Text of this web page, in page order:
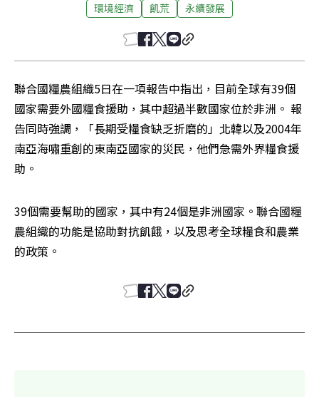
環境經濟
飢荒 永續發展
聯合國糧農組織5日在一項報告中指出，目前全球有39個
國家需要外國糧食援助，其中超過半數國家位於非洲。 報
告同時強調，「長期受糧食缺乏折磨的」北韓以及2004年
南亞海嘯重創的東南亞國家的災民，他們急需外界糧食援
助。
39個需要幫助的國家，其中有24個是非洲國家。聯合國糧
農組織的功能是協助對抗飢餓，以及思考全球糧食和農業
的政策。